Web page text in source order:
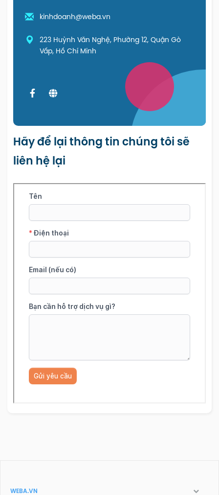
kinhdoanh@weba.vn
223 Huỳnh Văn Nghệ, Phường 12, Quận Gò
Vấp, Hồ Chí Minh
Hãy để lại thông tin chúng tôi sẽ
liên hệ lại
WEBA.VN